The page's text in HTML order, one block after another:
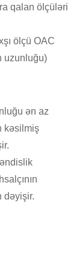
qalan ölçüləri
ölçü OAC
uzunluğu)
ən az
kəsilmiş
dəyişir.